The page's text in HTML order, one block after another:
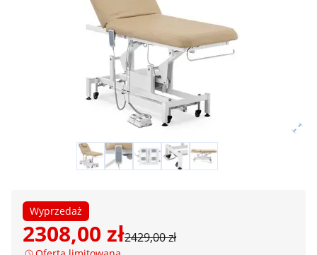
Wyprzedaż
2308,00 zł2429,00 zł